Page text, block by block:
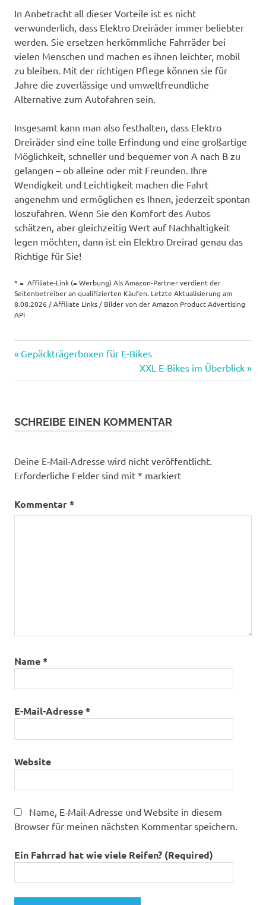
In Anbetracht all dieser Vorteile ist es nicht
verwunderlich, dass Elektro Dreiräder immer beliebter
werden. Sie ersetzen herkömmliche Fahrräder bei
vielen Menschen und machen es ihnen leichter, mobil
zu bleiben. Mit der richtigen Pflege können sie für
Jahre die zuverlässige und umweltfreundliche
Alternative zum Autofahren sein.
Insgesamt kann man also festhalten, dass Elektro
Dreiräder sind eine tolle Erfindung und eine großartige
Möglichkeit, schneller und bequemer von A nach B zu
gelangen – ob alleine oder mit Freunden. Ihre
Wendigkeit und Leichtigkeit machen die Fahrt
angenehm und ermöglichen es Ihnen, jederzeit spontan
loszufahren. Wenn Sie den Komfort des Autos
schätzen, aber gleichzeitig Wert auf Nachhaltigkeit
legen möchten, dann ist ein Elektro Dreirad genau das
Richtige für Sie!
* = Affiliate-Link (= Werbung) Als Amazon-Partner verdient der
Seitenbetreiber an qualifizierten Käufen. Letzte Aktualisierung am
8.08.2026 / Affiliate Links / Bilder von der Amazon Product Advertising
API
Beitragsnavigation
Vorheriger
Gepäckträgerboxen für E-Bikes
Nächster
Beitrag:
XXL E-Bikes im Überblick
SCHREIBE EINEN KOMMENTAR
Deine E-Mail-Adresse wird nicht veröffentlicht.
Erforderliche Felder sind mit * markiert
Kommentar*
Name*
E-Mail-Adresse*
Website
Name, E-Mail-Adresse und Website in diesem
Browser für meinen nächsten Kommentar speichern.
Ein Fahrrad hat wie viele Reifen? (Required)